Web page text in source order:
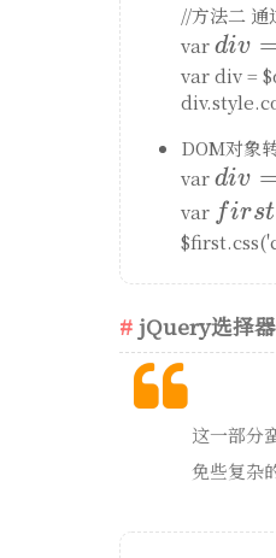
//方法二
vardiv
=
div
var div =
DOM对象
vardiv
=
div
var first
=
first
jQuery选择器
这一部分
免些复杂